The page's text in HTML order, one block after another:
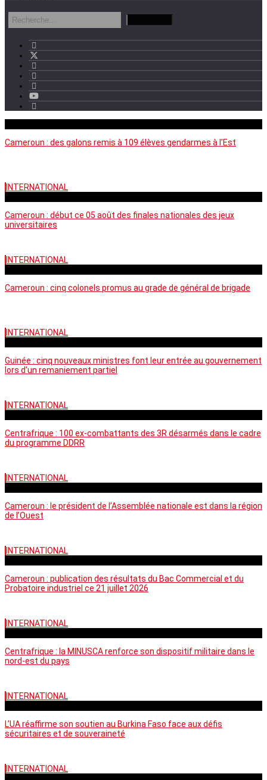
Cameroun : des galons remis à 109 élèves gendarmes à l’Est
INTERNATIONAL
Cameroun : début ce 05 août des finales nationales des jeux
universitaires
INTERNATIONAL
Cameroun : cinq colonels promus au grade de général de brigade
INTERNATIONAL
Guinée : cinq nouveaux ministres font leur entrée au gouvernement
lors d’un remaniement partiel
INTERNATIONAL
Centrafrique : 100 ex-combattants des 3R désarmés dans le cadre
du programme DDRR
INTERNATIONAL
Cameroun : le président de l’Assemblée nationale est dans la région
de l’Ouest
INTERNATIONAL
Cameroun : publication des résultats du Bac Commercial et du
Probatoire industriel ce 21 juillet 2026
INTERNATIONAL
Centrafrique : la MINUSCA renforce son dispositif militaire dans le
nord-est du pays
INTERNATIONAL
L’UA réaffirme son soutien au Burkina Faso face aux défis
sécuritaires et de souveraineté
INTERNATIONAL